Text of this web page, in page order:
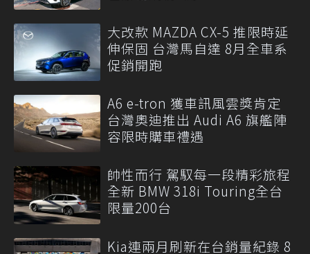
大改款 MAZDA CX-5 推限時延
伸保固 台灣馬自達 8月全車系
促銷開跑
A6 e-tron 獲車訊風雲獎肯定
台灣奧迪推出 Audi A6 旗艦陣
容限時購車禮遇
帥性而行 駕馭每一段精彩旅程
全新 BMW 318i Touring全台
限量200台
Kia連兩月刷新在台銷量紀錄 8